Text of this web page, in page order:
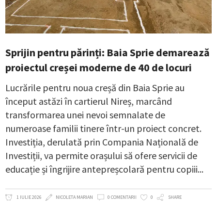
Sprijin pentru părinți: Baia Sprie demarează
proiectul creșei moderne de 40 de locuri
Lucrările pentru noua creșă din Baia Sprie au
început astăzi în cartierul Nireș, marcând
transformarea unei nevoi semnalate de
numeroase familii tinere într-un proiect concret.
Investiția, derulată prin Compania Națională de
Investiții, va permite orașului să ofere servicii de
educație și îngrijire antepreșcolară pentru copiii
1 IULIE 2026 NICOLETA MARIAN 0 COMENTARII 0 SHARE